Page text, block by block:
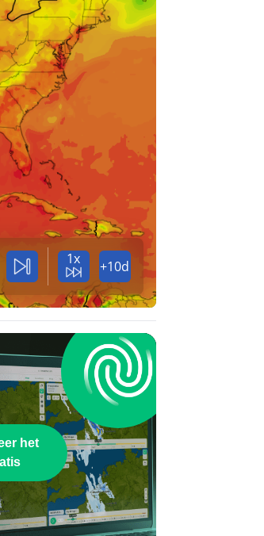
1x +10d
het